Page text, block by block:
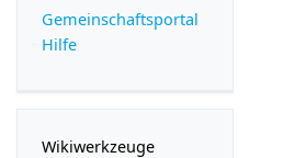
Gemeinschafts­portal
Hilfe
Wikiwerkzeuge